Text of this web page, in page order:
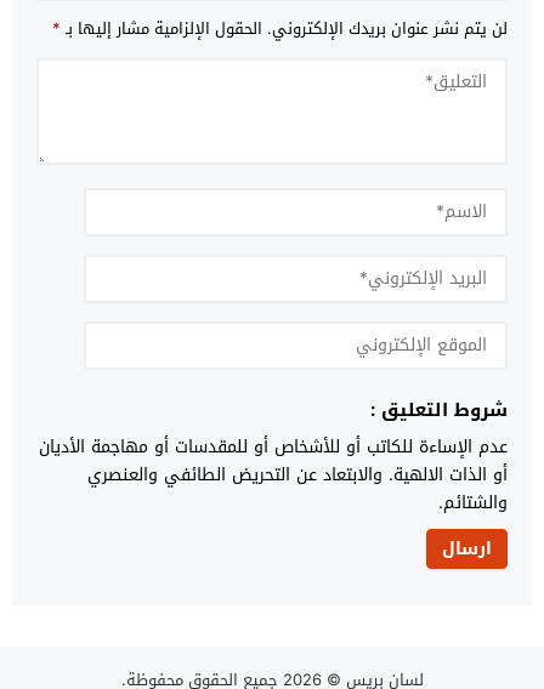
لن يتم نشر عنوان بريدك الإلكتروني. الحقول الإلزامية مشار إليها بـ*
شروط التعليق :
عدم الإساءة للكاتب أو للأشخاص أو للمقدسات أو مهاجمة الأديان
أو الذات الالهية. والابتعاد عن التحريض الطائفي والعنصري
والشتائم.
لسان بريس © 2026 جميع الحقوق محفوظة.